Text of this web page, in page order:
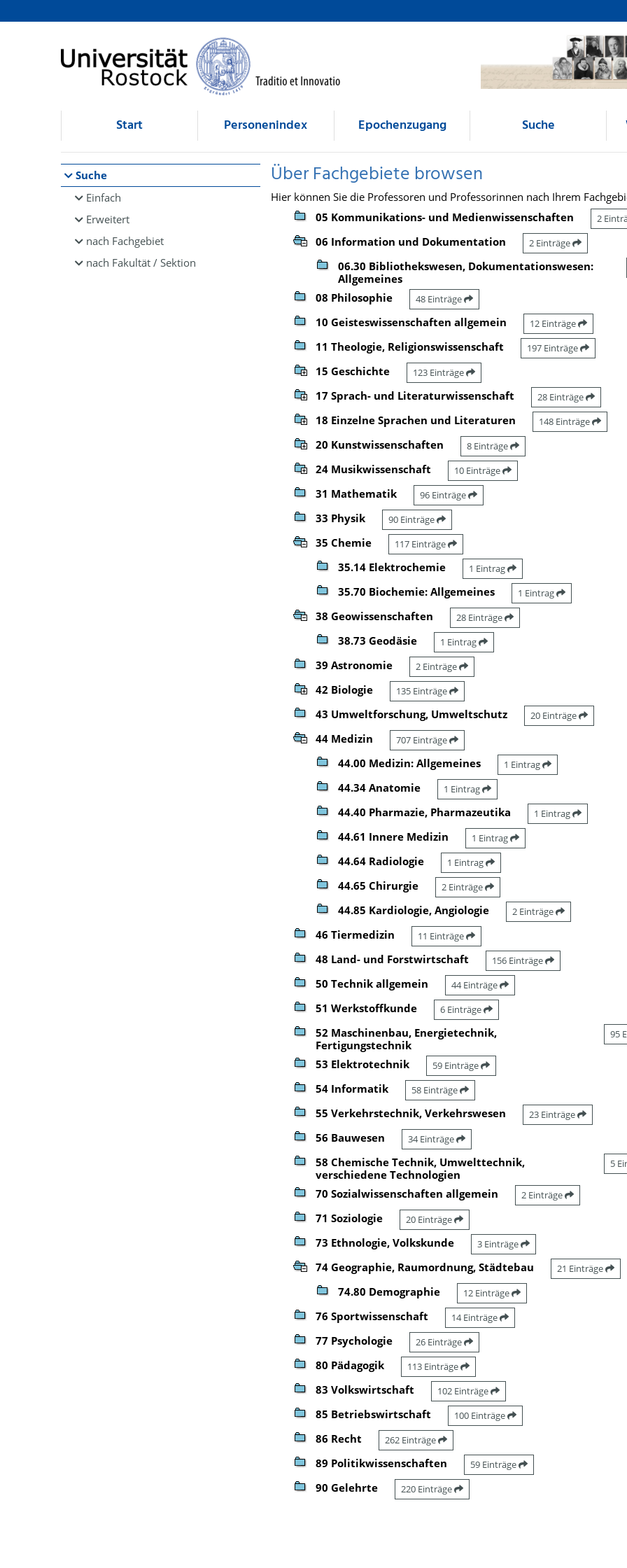
Browsen
direkt zum Inhalt
Start Personenindex Epochenzugang Suche
Suche
Einfach
Erweitert
nach Fachgebiet
nach Fakultät / Sektion
Über Fachgebiete browsen
Hier können Sie die Professoren und Professorinnen nach Ihrem
05 Kommunikations- und Medienwissenschaften
2
06 Information und Dokumentation 2 Einträge
06.30 Bibliothekswesen, Dokumentationswesen:
Allgemeines
08 Philosophie 48 Einträge
10 Geisteswissenschaften allgemein 12 Einträge
11 Theologie, Religionswissenschaft 197 Einträge
15 Geschichte 123 Einträge
17 Sprach- und Literaturwissenschaft 28 Einträge
18 Einzelne Sprachen und Literaturen 148 Einträge
20 Kunstwissenschaften 8 Einträge
24 Musikwissenschaft 10 Einträge
31 Mathematik 96 Einträge
33 Physik 90 Einträge
35 Chemie 117 Einträge
35.14 Elektrochemie 1 Eintrag
35.70 Biochemie: Allgemeines 1 Eintrag
38 Geowissenschaften 28 Einträge
38.73 Geodäsie 1 Eintrag
39 Astronomie 2 Einträge
42 Biologie 135 Einträge
43 Umweltforschung, Umweltschutz 20 Einträge
44 Medizin 707 Einträge
44.00 Medizin: Allgemeines 1 Eintrag
44.34 Anatomie 1 Eintrag
44.40 Pharmazie, Pharmazeutika 1 Eintrag
44.61 Innere Medizin 1 Eintrag
44.64 Radiologie 1 Eintrag
44.65 Chirurgie 2 Einträge
44.85 Kardiologie, Angiologie 2 Einträge
46 Tiermedizin 11 Einträge
48 Land- und Forstwirtschaft 156 Einträge
50 Technik allgemein 44 Einträge
51 Werkstoffkunde 6 Einträge
52 Maschinenbau, Energietechnik,
Fertigungstechnik
95
53 Elektrotechnik 59 Einträge
54 Informatik 58 Einträge
55 Verkehrstechnik, Verkehrswesen 23 Einträge
56 Bauwesen 34 Einträge
58 Chemische Technik, Umwelttechnik,
verschiedene Technologien
5
70 Sozialwissenschaften allgemein 2 Einträge
71 Soziologie 20 Einträge
73 Ethnologie, Volkskunde 3 Einträge
74 Geographie, Raumordnung, Städtebau 21 Einträge
74.80 Demographie 12 Einträge
76 Sportwissenschaft 14 Einträge
77 Psychologie 26 Einträge
80 Pädagogik 113 Einträge
83 Volkswirtschaft 102 Einträge
85 Betriebswirtschaft 100 Einträge
86 Recht 262 Einträge
89 Politikwissenschaften 59 Einträge
90 Gelehrte 220 Einträge